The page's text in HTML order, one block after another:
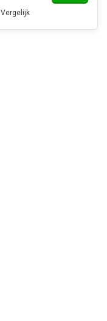
Vergelijk